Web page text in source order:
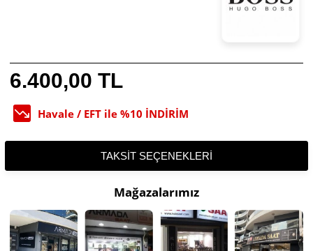
6.400,00 TL
Havale / EFT ile %10 İNDİRİM
TAKSIT SEÇENEKLERI
Mağazalarımız